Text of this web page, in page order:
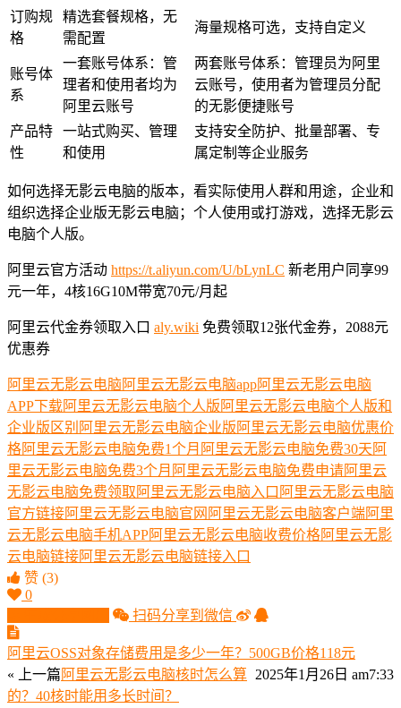
订购规
格
精选套餐规格，无
需配置
海量规格可选，支持自定义
账号体
系
一套账号体系：管
理者和使用者均为
阿里云账号
两套账号体系：管理员为阿里
云账号，使用者为管理员分配
的无影便捷账号
产品特
性
一站式购买、管理
和使用
支持安全防护、批量部署、专
属定制等企业服务
如何选择无影云电脑的版本，看实际使用人群和用途，企业和
组织选择企业版无影云电脑；个人使用或打游戏，选择无影云
电脑个人版。
阿里云官方活动 https://t.aliyun.com/U/bLynLC 新老用户同享99
元一年，4核16G10M带宽70元/月起
阿里云代金券领取入口 aly.wiki 免费领取12张代金券，2088元
优惠券
阿里云无影云电脑阿里云无影云电脑app阿里云无影云电脑
APP下载阿里云无影云电脑个人版 阿里云无影云电脑个人版和
企业版区别 阿里云无影云电脑企业版 阿里云无影云电脑优惠价
格阿里云无影云电脑免费1个月 阿里云无影云电脑免费30天 阿
里云无影云电脑免费3个月 阿里云无影云电脑免费申请阿里云
无影云电脑免费领取 阿里云无影云电脑入口 阿里云无影云电脑
官方链接阿里云无影云电脑官网 阿里云无影云电脑客户端阿里
云无影云电脑手机APP阿里云无影云电脑收费价格阿里云无影
云电脑链接阿里云无影云电脑链接入口
赞 (3)
0
扫码分享到微信
阿里云OSS对象存储费用是多少一年？500GB价格118元
« 上一篇
2025年1月26日 am7:33
阿里云无影云电脑核时怎么算
的？40核时能用多长时间？